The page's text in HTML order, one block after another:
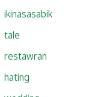
ikinasasabik
tale
restawran
hating